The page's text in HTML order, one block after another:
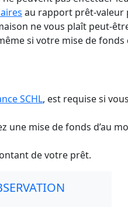
mort ?
Signification d'une
faillite
Annuler une carte
côté ?
Durée de la dette
Combien puis-je
voiture?
Vérifier l'historique
occasion
au rapport prêt-valeur
ne vous plaît peut-
si votre mise de fonds
SCHL, est requise si
une mise de fonds d’au
de votre prêt.